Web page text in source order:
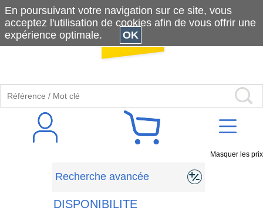
Masquer les prix
Recherche avancée
DISPONIBILITE
En poursuivant votre navigation sur ce site, vous
acceptez l'utilisation de cookies afin de vous offrir une
expérience optimale.
OK